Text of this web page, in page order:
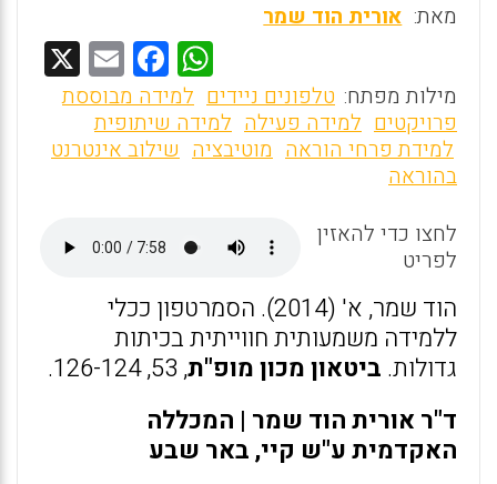
מאת: אורית הוד שמר
W
h
at
s
p
F
a
ce
b
o
k
E
m
l
מילות מפתח: טלפונים ניידים למידה מבוססת
פרויקטים למידה פעילה למידה שיתופית
למידת פרחי הוראה מוטיבציה שילוב אינטרנט
בהוראה
לחצו כדי להאזין
לפריט
הוד שמר, א' (2014). הסמרטפון ככלי
ללמידה משמעותית חווייתית בכיתות
גדולות. ביטאון מכון מופ"ת, 53, 126-124.
ד"ר אורית הוד שמר | המכללה
האקדמית ע"ש קיי, באר שבע